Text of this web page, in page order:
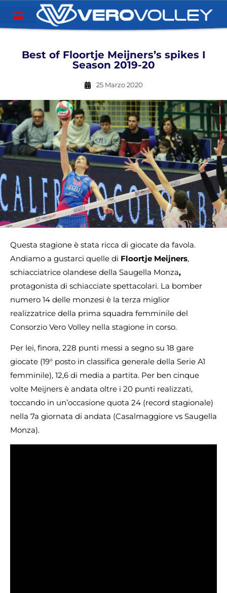
Best of Floortje Meijners’s spikes I
Season 2019-20
25 Marzo 2020
Questa stagione è stata ricca di giocate da favola.
Andiamo a gustarci quelle di Floortje Meijners,
schiacciatrice olandese della Saugella Monza,
protagonista di schiacciate spettacolari. La bomber
numero 14 delle monzesi è la terza miglior
realizzatrice della prima squadra femminile del
Consorzio Vero Volley nella stagione in corso.
Per lei, finora, 228 punti messi a segno su 18 gare
giocate (19° posto in classifica generale della Serie A1
femminile), 12,6 di media a partita. Per ben cinque
volte Meijners è andata oltre i 20 punti realizzati,
toccando in un’occasione quota 24 (record stagionale)
nella 7a giornata di andata (Casalmaggiore vs Saugella
Monza).